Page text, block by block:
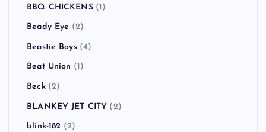
BBQ CHICKENS(1)
Beady Eye (2)
Beastie Boys(4)
Beat Union (1)
Beck(2)
BLANKEY JET CITY (2)
blink-182 (2)